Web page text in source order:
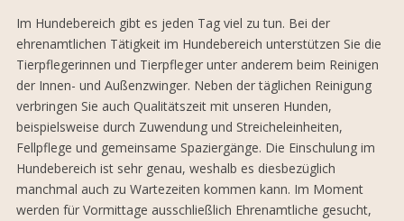
Im Hundebereich gibt es jeden Tag viel zu tun. Bei der
ehrenamtlichen Tätigkeit im Hundebereich unterstützen Sie die
Tierpflegerinnen und Tierpfleger unter anderem beim Reinigen
der Innen- und Außenzwinger. Neben der täglichen Reinigung
verbringen Sie auch Qualitätszeit mit unseren Hunden,
beispielsweise durch Zuwendung und Streicheleinheiten,
Fellpflege und gemeinsame Spaziergänge. Die Einschulung im
Hundebereich ist sehr genau, weshalb es diesbezüglich
manchmal auch zu Wartezeiten kommen kann. Im Moment
werden für Vormittage ausschließlich Ehrenamtliche gesucht,